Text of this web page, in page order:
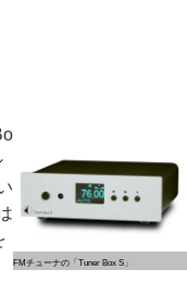
FMチューナの「Tuner Box S」